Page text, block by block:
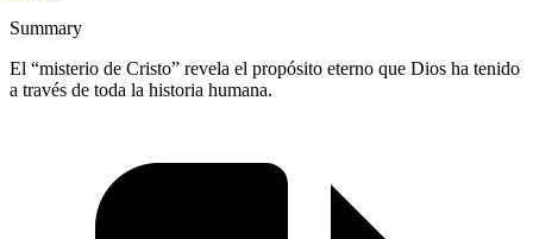
Summary
El “misterio de Cristo” revela el propósito eterno que Dios ha tenido
a través de toda la historia humana.